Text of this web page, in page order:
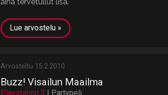
Lue arvostelu »
Arvosteltu 15.2.2010
Buzz! Visailun Maailma
Playstation 3 | Partypeli